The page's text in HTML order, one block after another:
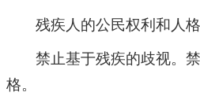
残疾人的公民权利和人
禁止基于残疾的歧视。
格。